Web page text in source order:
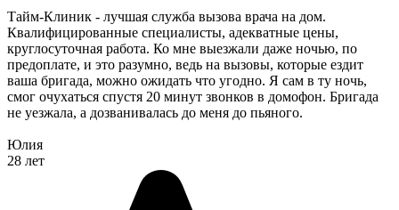
Тайм-Клиник - лучшая служба вызова врача на дом.
Квалифицированные специалисты, адекватные цены,
круглосуточная работа. Ко мне выезжали даже ночью, по
предоплате, и это разумно, ведь на вызовы, которые ездит
ваша бригада, можно ожидать что угодно. Я сам в ту ночь,
смог очухаться спустя 20 минут звонков в домофон. Бригада
не уезжала, а дозванивалась до меня до пьяного.
Юлия
28 лет